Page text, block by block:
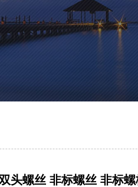
头螺丝 非标螺丝 非标